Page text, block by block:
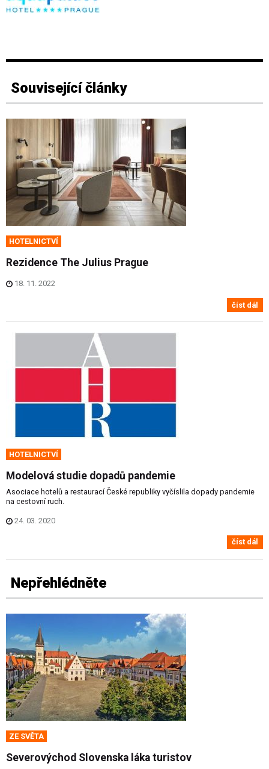
Související články
HOTELNICTVÍ
Rezidence The Julius Prague
18. 11. 2022
číst dál
HOTELNICTVÍ
Modelová studie dopadů pandemie
Asociace hotelů a restaurací České republiky vyčíslila dopady pandemie
na cestovní ruch.
24. 03. 2020
číst dál
Nepřehlédněte
ZE SVĚTA
Severovýchod Slovenska láka turistov